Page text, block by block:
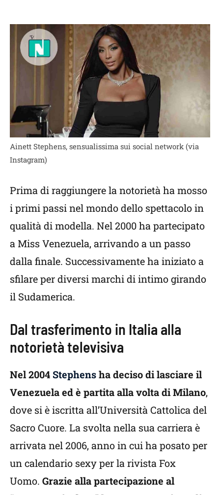
Ainett Stephens, sensualissima sui social network (via
Instagram)
Prima di raggiungere la notorietà ha mosso
i primi passi nel mondo dello spettacolo in
qualità di modella. Nel 2000 ha partecipato
a Miss Venezuela, arrivando a un passo
dalla finale. Successivamente ha iniziato a
sfilare per diversi marchi di intimo girando
il Sudamerica.
Dal trasferimento in Italia alla
notorietà televisiva
Nel 2004 Stephensha deciso di lasciare il
Venezuela ed è partita alla volta di Milano,
dove si è iscritta all’Università Cattolica del
Sacro Cuore. La svolta nella sua carriera è
arrivata nel 2006, anno in cui ha posato per
un calendario sexy per la rivista Fox
Uomo. Grazie alla partecipazione al